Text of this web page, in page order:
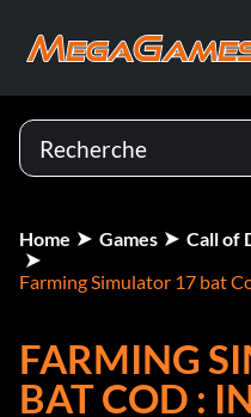
Home Games Call of
Farming Simulator 17 bat
FARMING
BAT COD :